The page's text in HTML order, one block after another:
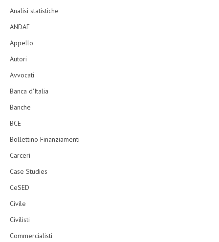
Analisi statistiche
ANDAF
Appello
Autori
Avvocati
Banca d'Italia
Banche
BCE
Bollettino Finanziamenti
Carceri
Case Studies
CeSED
Civile
Civilisti
Commercialisti